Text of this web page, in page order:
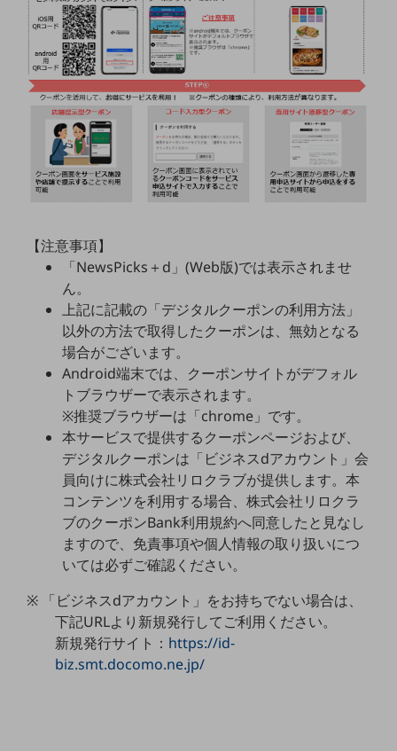
解決するヒントをお届けする記事サイト
新着記事
お役立ち資料ダウンロード
トレンド記事特集
IT用語集
中堅中小企業向け
サービス・ソリューション
課題やニーズに合ったサービスをご紹介し、
中堅中小企業のビジネスをサポート！
お悩みから見つける
お悩みから見つけるTOP
モバイル・音声
バックオフィス
リモート・ハイブリッドワーク
セキュリティ
その他のお悩みはこちら
業界から見つける
業界から見つけるTOP
小売・卸売業
地域産業
その他の業界はこちら
ゲーム感覚で見つける
ビジネスお悩み診断
【注意事項】
「NewsPicks＋d」(Web版)では表示されませ
ん。
上記に記載の「デジタルクーポンの利用方法」
以外の方法で取得したクーポンは、無効となる
場合がございます。
Android端末では、クーポンサイトがデフォル
トブラウザーで表示されます。
※推奨ブラウザーは「chrome」です。
本サービスで提供するクーポンページおよび、
デジタルクーポンは「ビジネスdアカウント」会
員向けに株式会社リロクラブが提供します。本
コンテンツを利用する場合、株式会社リロクラ
ブのクーポンBank利用規約へ同意したと見なし
ますので、免責事項や個人情報の取り扱いにつ
いては必ずご確認ください。
※ 「ビジネスdアカウント」をお持ちでない場合は、
下記URLより新規発行してご利用ください。
新規発行サイト： https://id-
biz.smt.docomo.ne.jp/